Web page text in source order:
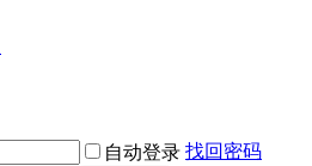
自动登录 找回密码